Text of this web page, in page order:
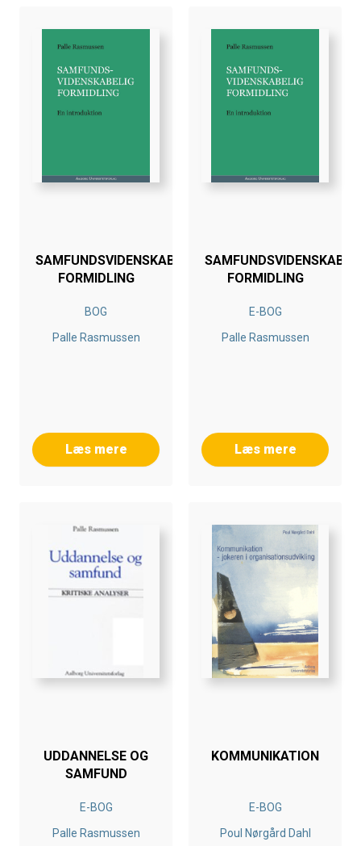
SAMFUNDSVIDENSKABELIG
FORMIDLING
BOG
Palle Rasmussen
Læs mere
FORMIDLING
E-BOG
Palle Rasmussen
Læs mere
UDDANNELSE OG
SAMFUND
E-BOG
Palle Rasmussen
KOMMUNIKATION
E-BOG
Poul Nørgård Dahl